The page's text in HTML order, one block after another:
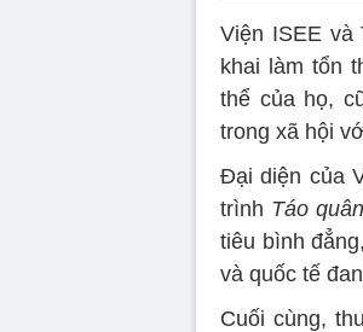
Viện ISEE và
khai làm tổn
thể của họ,
trong xã hội
Đại diện của
trình Táo quân
tiêu bình
và quốc tế
Cuối cùng,